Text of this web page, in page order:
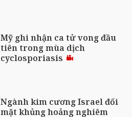
Mỹ ghi nhận ca tử vong đầu
tiên trong mùa dịch
cyclosporiasis
Ngành kim cương Israel đối
mặt khủng hoảng nghiêm